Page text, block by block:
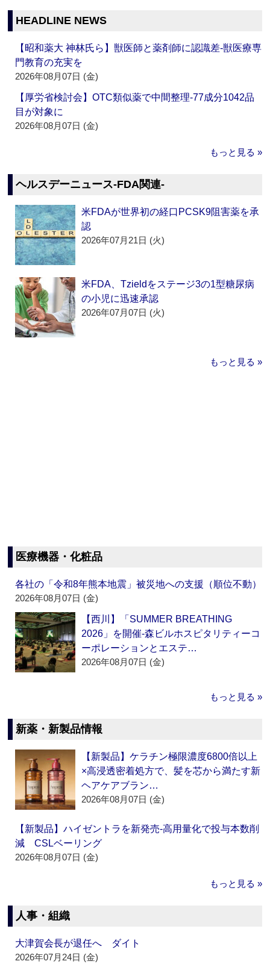
HEADLINE NEWS
【昭和薬大 神林氏ら】獣医師と薬剤師に認識差‐獣医療専
門教育の充実を
2026年08月07日 (金)
【厚労省検討会】OTC類似薬で中間整理‐77成分1042品
目が対象に
2026年08月07日 (金)
もっと見る »
ヘルスデーニュース‐FDA関連‐
米FDAが世界初の経口PCSK9阻害薬を承
認
2026年07月21日 (火)
米FDA、Tzieldをステージ3の1型糖尿病
の小児に迅速承認
2026年07月07日 (火)
もっと見る »
医療機器・化粧品
各社の「令和8年熊本地震」被災地への支援（順位不動）
2026年08月07日 (金)
【西川】「SUMMER BREATHING
2026」を開催‐森ビルホスピタリティーコ
ーポレーションとエステ…
2026年08月07日 (金)
もっと見る »
新薬・新製品情報
【新製品】ケラチン極限濃度6800倍以上
×高浸透密着処方で、髪を芯から満たす新
ヘアケアブラン…
2026年08月07日 (金)
【新製品】ハイゼントラを新発売‐高用量化で投与本数削
減 CSLベーリング
2026年08月07日 (金)
もっと見る »
人事・組織
大津賀会長が退任へ ダイト
2026年07月24日 (金)